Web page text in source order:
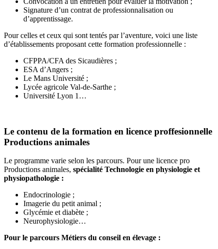
Signature d’un contrat de professionnalisation ou
d’apprentissage.
Pour celles et ceux qui sont tentés par l’aventure, voici une liste
d’établissements proposant cette formation professionnelle :
CFPPA/CFA des Sicaudières ;
ESA d’Angers ;
Le Mans Université ;
Lycée agricole Val-de-Sarthe ;
Université Lyon 1…
Le contenu de la formation en licence proffesionnelle
Productions animales
Le programme varie selon les parcours. Pour une licence pro
Productions animales, spécialité Technologie en physiologie et
physiopathologie :
Endocrinologie ;
Imagerie du petit animal ;
Glycémie et diabète ;
Neurophysiologie…
Pour le parcours Métiers du conseil en élevage :